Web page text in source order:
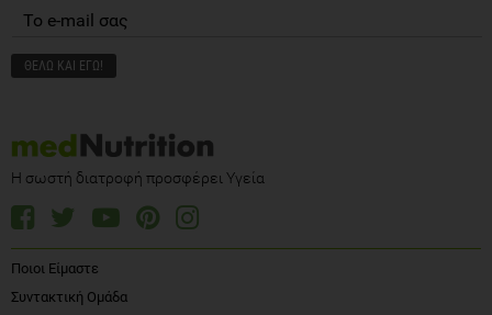
Η σωστή διατροφή προσφέρει Υγεία
Ποιοι Είμαστε
Συντακτική Ομάδα